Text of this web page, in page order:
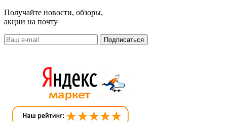
Получайте новости, обзоры,
акции на почту